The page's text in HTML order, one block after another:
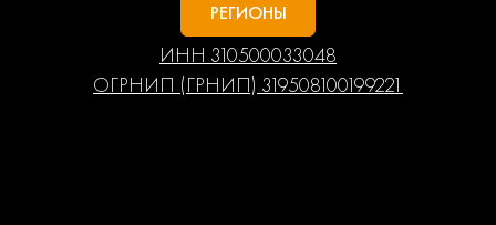
РЕГИОНЫ
ИНН 310500033048
ОГРНИП (ГРНИП) 319508100199221